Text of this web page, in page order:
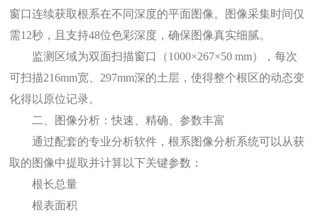
窗口连续获取根系在不同深度的平面图像。图像采集时间仅
需12秒，且支持48位色彩深度，确保图像真实细腻。
监测区域为双面扫描窗口（1000×267×50 mm），每次
可扫描216mm宽、297mm深的土层，使得整个根区的动态变
化得以原位记录。
二、图像分析：快速、精确、参数丰富
通过配套的专业分析软件，根系图像分析系统可以从获
取的图像中提取并计算以下关键参数：
根长总量
根表面积